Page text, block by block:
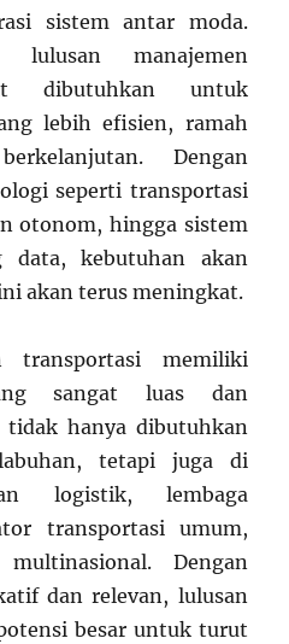
sistem antar moda.
manajemen
dibutuhkan untuk
lebih efisien, ramah
Dengan
seperti transportasi
otonom, hingga sistem
data, kebutuhan akan
akan terus meningkat.
transportasi memiliki
sangat luas dan
tidak hanya dibutuhkan
tetapi juga di
logistik, lembaga
transportasi umum,
Dengan
dan relevan, lulusan
besar untuk turut